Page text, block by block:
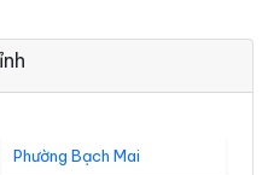
Phường Bạch Mai